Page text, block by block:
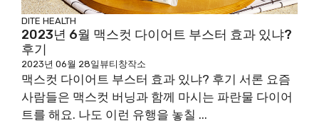
DITE HEALTH
2023년 6월 맥스컷 다이어트 부스터 효과 있냐?
후기
2023년 06월 28일 뷰티창작소
맥스컷 다이어트 부스터 효과 있냐? 후기 서론 요즘
사람들은 맥스컷 버닝과 함께 마시는 파란물 다이어
트를 해요. 나도 이런 유행을 놓칠 ...